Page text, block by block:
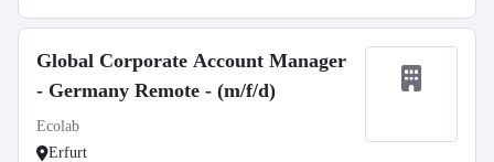
Global Corporate Account Manager
- Germany Remote - (m/f/d)
Ecolab
Erfurt